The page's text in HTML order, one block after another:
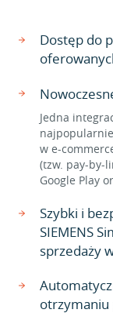
Dostęp do
Jedna
w e-
(tzw. pay-by-
Google Play
Szybki i
SIEMENS
sprzedaży
otrzymaniu